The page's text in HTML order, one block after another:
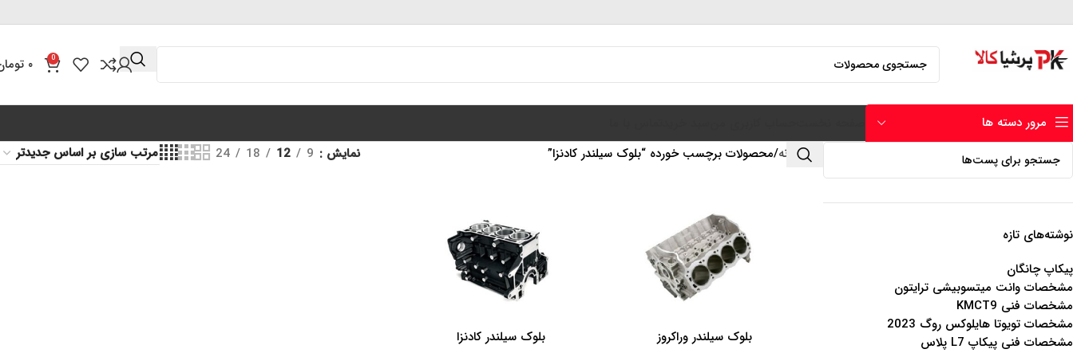
0 ۰
مرور دسته ها
نوشته‌های تازه
پیکاپ چانگان
مشخصات وانت میتسوبیشی ترایتون
مشخصات فنی KMCT9
مشخصات تویوتا هایلوکس روگ 2023
مشخصات فنی پیکاپ L7 پلاس
خانه محصولات برچسب خورده “بلوک سیلندر کادنزا” نمایش 9
12
18
24
اطلاعات بیشتربلوک سیلندر وراکروز اطلاعات بیشتربلوک سیلندر کادنزا